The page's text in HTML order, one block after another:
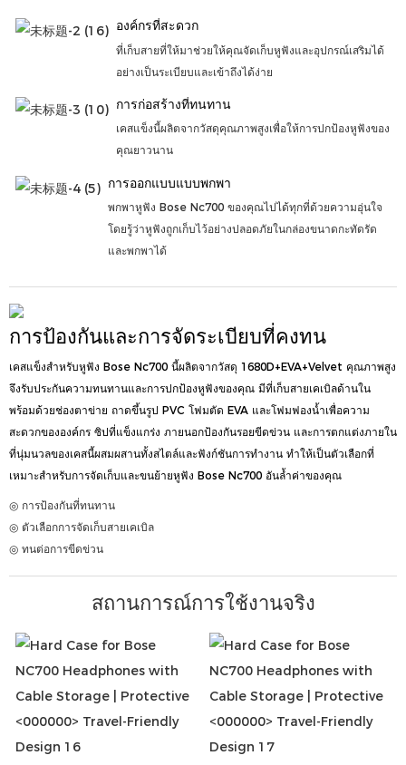
องค์กรที่สะดวก
ที่เก็บสายที่ให้มาช่วยให้คุณจัดเก็บหูฟังและอุปกรณ์เสริมได้
อย่างเป็นระเบียบและเข้าถึงได้ง่าย
การก่อสร้างที่ทนทาน
เคสแข็งนี้ผลิตจากวัสดุคุณภาพสูงเพื่อให้การปกป้องหูฟังของ
คุณยาวนาน
การออกแบบแบบพกพา
พกพาหูฟัง Bose Nc700 ของคุณไปได้ทุกที่ด้วยความอุ่นใจ
โดยรู้ว่าหูฟังถูกเก็บไว้อย่างปลอดภัยในกล่องขนาดกะทัดรัด
และพกพาได้
การป้องกันและการจัดระเบียบที่คงทน
เคสแข็งสำหรับหูฟัง Bose Nc700 นี้ผลิตจากวัสดุ 1680D+EVA+Velvet คุณภาพสูง
จึงรับประกันความทนทานและการปกป้องหูฟังของคุณ มีที่เก็บสายเคเบิลด้านใน
พร้อมด้วยช่องตาข่าย ถาดขึ้นรูป PVC โฟมตัด EVA และโฟมฟองน้ำเพื่อความ
สะดวกขององค์กร ซิปที่แข็งแกร่ง ภายนอกป้องกันรอยขีดข่วน และการตกแต่งภายใน
ที่นุ่มนวลของเคสนี้ผสมผสานทั้งสไตล์และฟังก์ชันการทำงาน ทำให้เป็นตัวเลือกที่
เหมาะสำหรับการจัดเก็บและขนย้ายหูฟัง Bose Nc700 อันล้ำค่าของคุณ
◎ การป้องกันที่ทนทาน
◎ ตัวเลือกการจัดเก็บสายเคเบิล
◎ ทนต่อการขีดข่วน
สถานการณ์การใช้งานจริง